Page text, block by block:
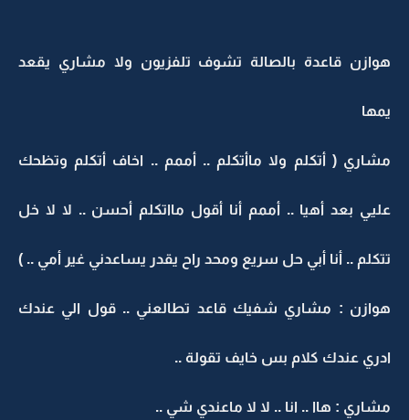
هوازن قاعدة بالصالة تشوف تلفزيون ولا مشاري يقعد
يمها
مشاري ( أتكلم ولا ماأتكلم .. أممم .. اخاف أتكلم وتظحك
عليي بعد أهيا .. أممم أنا أقول مااتكلم أحسن .. لا لا خل
تتكلم .. أنا أبي حل سريع ومحد راح يقدر يساعدني غير أمي .. )
هوازن : مشاري شفيك قاعد تطالعني .. قول الي عندك
ادري عندك كلام بس خايف تقولة ..
مشاري : هاا .. انا .. لا لا ماعندي شي ..